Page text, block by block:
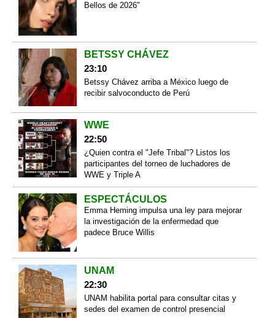
Bellos de 2026"
BETSSY CHÁVEZ
23:10
Betssy Chávez arriba a México luego de
recibir salvoconducto de Perú
WWE
22:50
¿Quien contra el "Jefe Tribal"? Listos los
participantes del torneo de luchadores de
WWE y Triple A
ESPECTÁCULOS
Emma Heming impulsa una ley para mejorar
la investigación de la enfermedad que
padece Bruce Willis
UNAM
22:30
UNAM habilita portal para consultar citas y
sedes del examen de control presencial